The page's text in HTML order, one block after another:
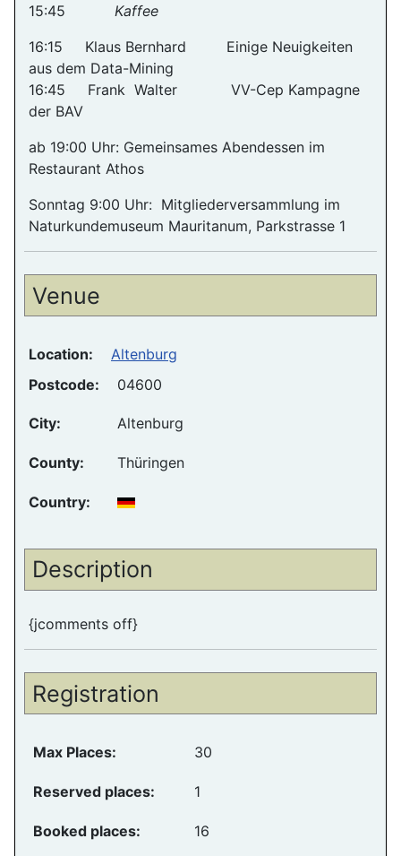
15:45 Kaffee
16:15 Klaus Bernhard Einige Neuigkeiten
aus dem Data-Mining
16:45 Frank Walter VV-Cep Kampagne
der BAV
ab 19:00 Uhr: Gemeinsames Abendessen im
Restaurant Athos
Sonntag 9:00 Uhr: Mitgliederversammlung im
Naturkundemuseum Mauritanum, Parkstrasse 1
Venue
Location:
Altenburg
Postcode:
04600
City: Altenburg
County: Thüringen
Country:
Description
{jcomments off}
Registration
Max Places: 30
Reserved places: 1
Booked places: 16